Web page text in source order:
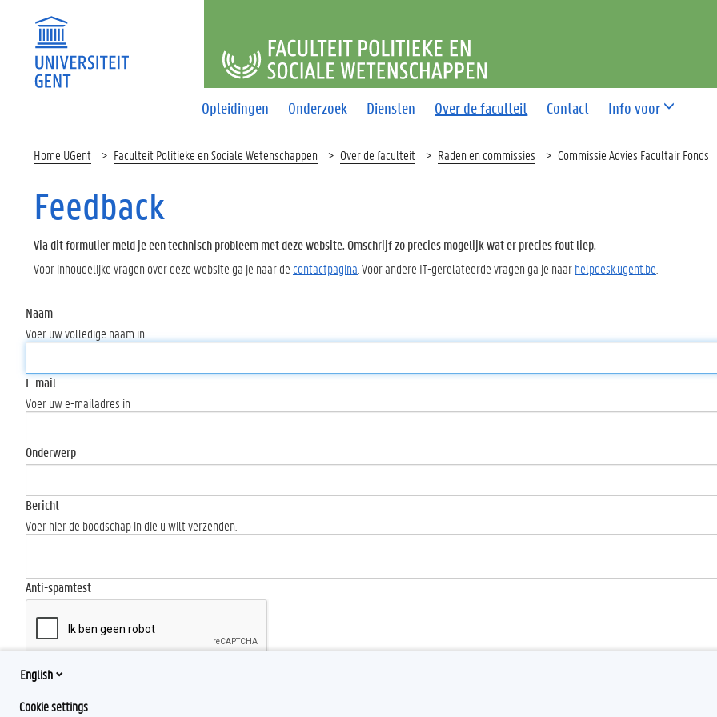
Opleidingen Onderzoek Diensten Over de faculteit Contact Info voor
FACULTEIT POLITIEKE EN SOCIALE
Home UGent Faculteit Politieke en Sociale Wetenschappen Over de faculteit Raden en commissies Commissie Advies Facultair Fonds
Feedback
Via dit formulier meld je een technisch probleem met deze website. Omschrijf zo precies mogelijk wat er precies fout liep.
Voor inhoudelijke vragen over deze website ga je naar de contactpagina . Voor andere IT-gerelateerde vragen ga je naarhelpdesk.ugent.be
Naam
Voer uw volledige naam in
E-mail
Voer uw e-mailadres in
Onderwerp
Bericht
Voer hier de boodschap in die u wilt verzenden.
Anti-spamtest
Send
English
Cookie settings